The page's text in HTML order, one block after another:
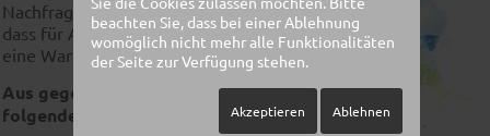
Nachfrage recht hoch, so
dass für Anmeldungen
eine Warteliste besteht.
Aus gegebenem Anlass
folgender Hinweis:
beachten Sie, dass bei einer Ablehnung
womöglich nicht mehr alle Funktionalitäten
der Seite zur Verfügung stehen.
Akzeptieren Ablehnen